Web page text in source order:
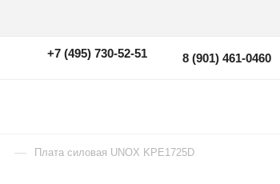
+7 (495) 730-52-51 8 (901) 461-0460
— Плата силовая UNOX KPE1725D